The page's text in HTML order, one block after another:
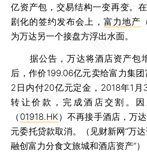
亿资产包，交易结构一变再变。
剧化的签约发布会上， 富力地产
为万达另一个接盘方浮出水面。
据公告，万达将酒店资产包
后，作价199.06亿元卖给富力集
2日内付20亿元定金，2018年1月
转让价款，完成酒店交割。
（ 01918.HK）不再接手酒店，万
元委托贷款取消。（见财新网“万
融创富力分食文旅城和酒店资产”）